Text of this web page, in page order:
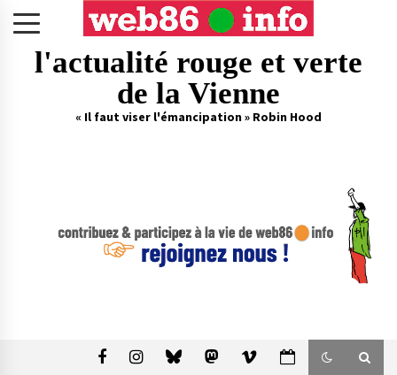
l'actualité rouge et verte
de la Vienne
« Il faut viser l'émancipation » Robin Hood